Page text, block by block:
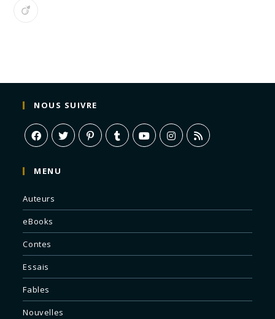
NOUS SUIVRE
MENU
Auteurs
eBooks
Contes
Essais
Fables
Nouvelles